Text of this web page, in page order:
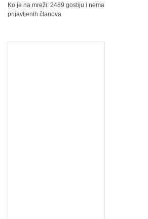
Ko je na mreži: 2489 gostiju i nema
prijavljenih članova